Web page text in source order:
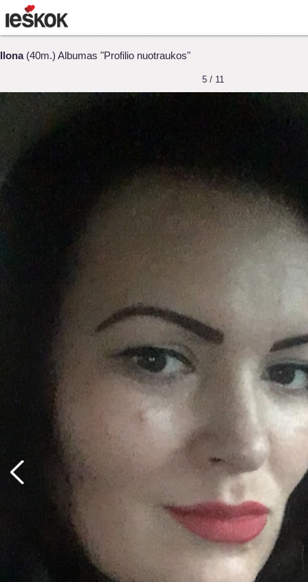
Ilona(40m.) Albumas "Profilio nuotraukos"
5 / 11